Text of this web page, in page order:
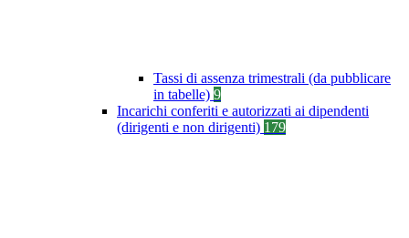
Tassi di assenza trimestrali (da pubblicare
in tabelle) 9
Incarichi conferiti e autorizzati ai dipendenti
(dirigenti e non dirigenti) 179